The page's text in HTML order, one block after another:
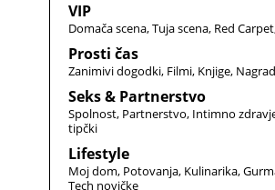
VIP
Domača scena Tuja scena Red Carpet
Prosti čas
Zanimivi dogodki Filmi Knjige
Seks & Partnerstvo
Spolnost Partnerstvo Intimno
tipčki
Lifestyle
Moj dom Potovanja Kulinarika
Tech novičke